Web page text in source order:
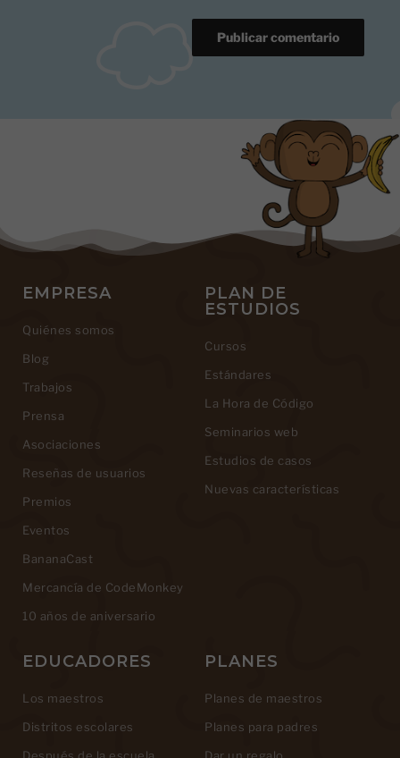
EMPRESA
Quiénes somos
Blog
Trabajos
Prensa
Asociaciones
Reseñas de usuarios
Premios
Eventos
BananaCast
Mercancía de CodeMonkey
10 años de aniversario
PLAN DE
ESTUDIOS
Cursos
Estándares
La Hora de Código
Seminarios web
Estudios de casos
Nuevas características
EDUCADORES
Los maestros
Distritos escolares
PLANES
Planes de maestros
Planes para padres